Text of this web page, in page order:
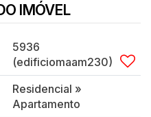
IMÓVEL
5936
(edificiomaam230)
Residencial »
Apartamento